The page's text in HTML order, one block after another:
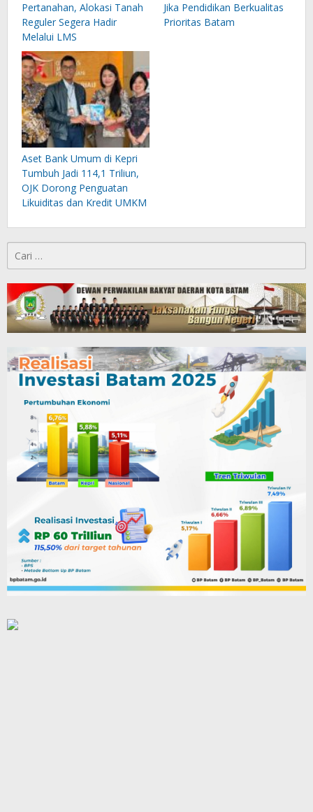
Pertanahan, Alokasi Tanah
Reguler Segera Hadir
Melalui LMS
Jika Pendidikan Berkualitas
Prioritas Batam
Aset Bank Umum di Kepri
Tumbuh Jadi 114,1 Triliun,
OJK Dorong Penguatan
Likuiditas dan Kredit UMKM
untuk: